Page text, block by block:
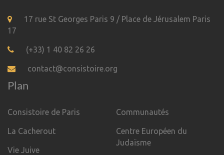
17 rue St Georges Paris 9 / Place de Jérusalem Paris
17
(+33) 1 40 82 26 26
contact@consistoire.org
Plan
Consistoire de Paris
La Cacherout
Vie Juive
Communautés
Centre Européen du
Judaïsme